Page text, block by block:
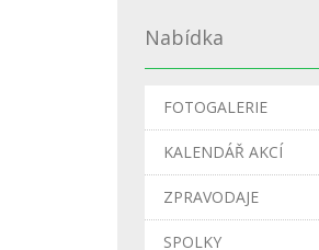
Nabídka
FOTOGALERIE
KALENDÁŘ AKCÍ
ZPRAVODAJE
SPOLKY